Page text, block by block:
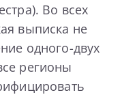
Во всех
выписка не
одного-двух
регионы